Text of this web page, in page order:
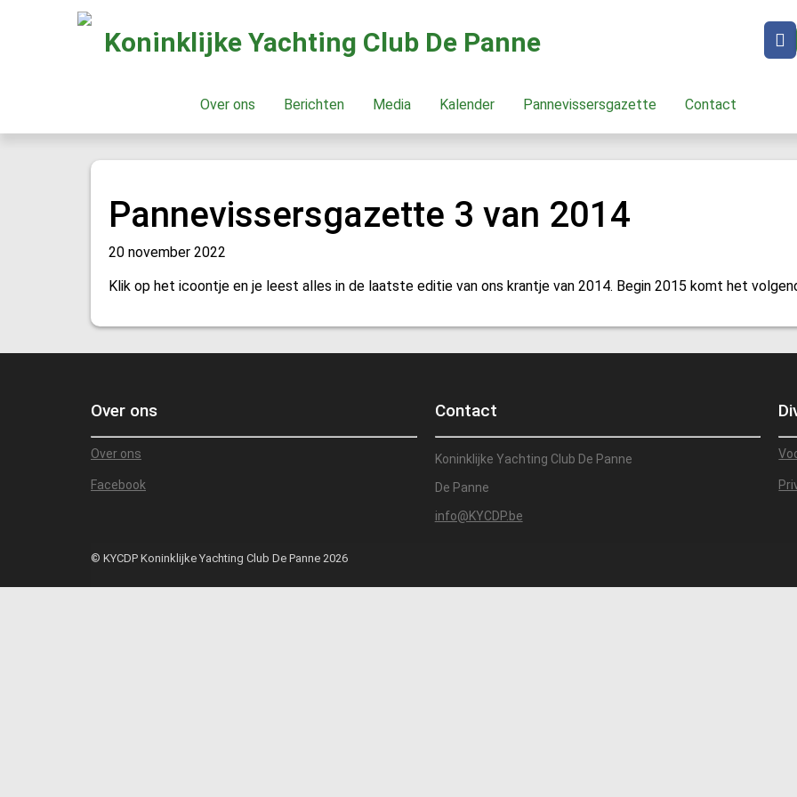
Koninklijke Yachting Club De Panne
Over ons Berichten Media Kalender Pannevissersgazette Contact
Pannevissersgazette 3 van 2014
20 november 2022
Klik op het icoontje en je leest alles in de laatste editie van ons krantje van 2014. Begin 2015 komt het
Over ons
Over ons
Facebook
Contact
Koninklijke Yachting Club De Panne
De Panne
info@KYCDP.be
© KYCDP Koninklijke Yachting Club De Panne 2026